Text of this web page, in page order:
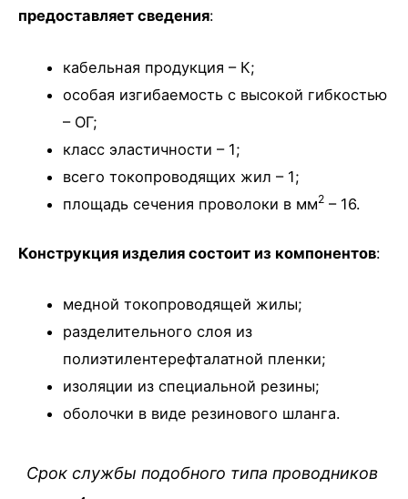
предоставляет сведения:
кабельная продукция – К;
особая изгибаемость с высокой гибкостью
– ОГ;
класс эластичности – 1;
всего токопроводящих жил – 1;
площадь сечения проволоки в мм2 – 16.
Конструкция изделия состоит из компонентов:
медной токопроводящей жилы;
разделительного слоя из
полиэтилентерефталатной пленки;
изоляции из специальной резины;
оболочки в виде резинового шланга.
Срок службы подобного типа проводников